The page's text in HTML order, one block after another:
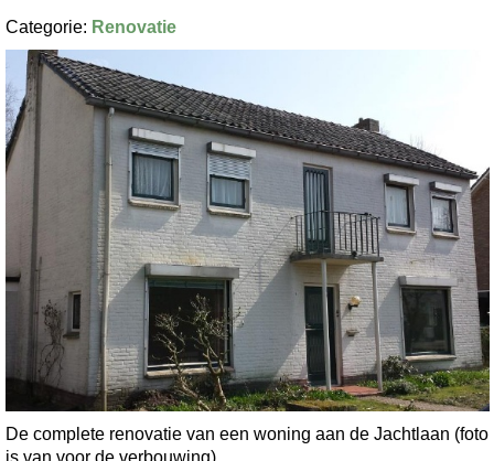
Categorie: Renovatie
De complete renovatie van een woning aan de Jachtlaan (foto